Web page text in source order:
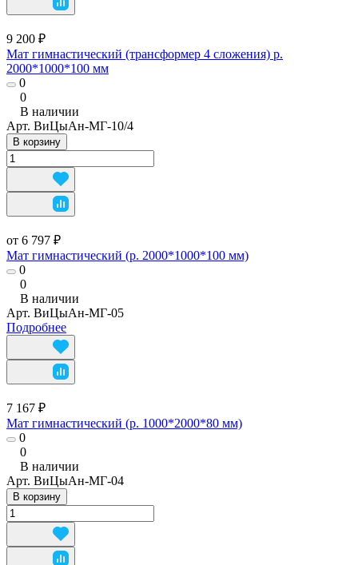
9 200 ₽
Мат гимнастический (трансформер 4 сложения) р.
2000*1000*100 мм
0
0
В наличии
Арт. ВиЦыАн-МГ-10/4
В корзину
от 6 797 ₽
Мат гимнастический (р. 2000*1000*100 мм)
0
0
В наличии
Арт. ВиЦыАн-МГ-05
Подробнее
7 167 ₽
Мат гимнастический (р. 1000*2000*80 мм)
0
0
В наличии
Арт. ВиЦыАн-МГ-04
В корзину